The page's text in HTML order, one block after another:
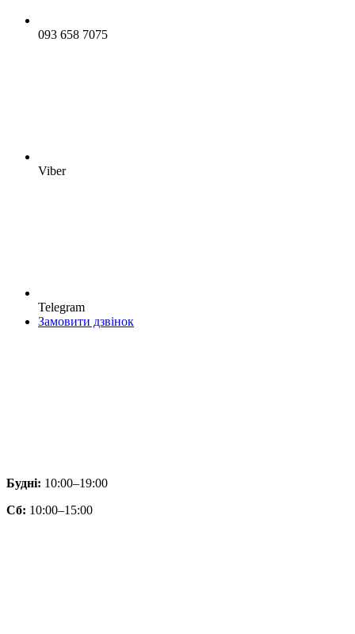
093 658 7075
Viber
Telegram
Замовити дзвінок
Будні: 10:00–19:00
Сб: 10:00–15:00